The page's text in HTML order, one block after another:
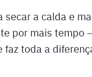
secar a calda e
por mais tempo
faz toda a